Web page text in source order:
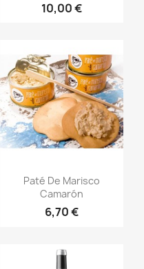
10,00 €
Vista rápida
Paté De Marisco
Camarón
6,70 €